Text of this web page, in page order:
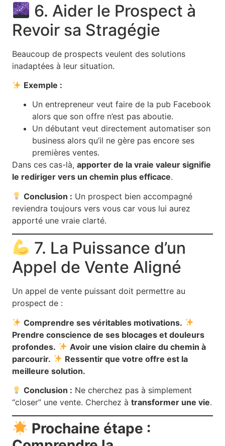
6. Aider le Prospect à
Revoir sa Stragégie
Beaucoup de prospects veulent des solutions
inadaptées à leur situation.
Exemple :
Un entrepreneur veut faire de la pub Facebook
alors que son offre n’est pas aboutie.
Un débutant veut directement automatiser son
business alors qu’il ne gère pas encore ses
premières ventes.
Dans ces cas-là, apporter de la vraie valeur signifie
le rediriger vers un chemin plus efficace.
Conclusion : Un prospect bien accompagné
reviendra toujours vers vous car vous lui aurez
apporté une vraie clarté.
7. La Puissance d’un
Appel de Vente Aligné
Un appel de vente puissant doit permettre au
prospect de :
Comprendre ses véritables motivations.
Prendre conscience de ses blocages et douleurs
profondes.
Avoir une vision claire du chemin à
parcourir.
Ressentir que votre offre est la
meilleure solution.
Conclusion : Ne cherchez pas à simplement
“closer” une vente. Cherchez à transformer une vie.
Prochaine étape :